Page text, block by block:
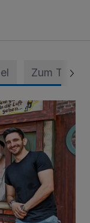
Zum Thema